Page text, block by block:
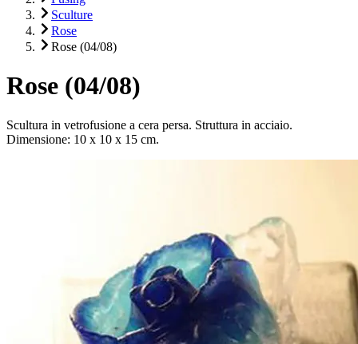
Sculture
Rose
Rose (04/08)
Rose (04/08)
Scultura in vetrofusione a cera persa. Struttura in acciaio.
Dimensione: 10 x 10 x 15 cm.